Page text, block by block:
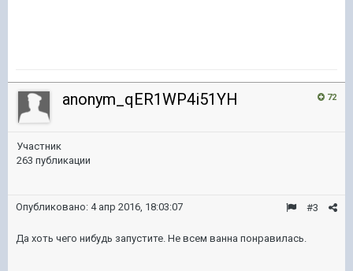
72
anonym_qER1WP4i51YH
Участник
263 публикации
#3
Опубликовано: 4 апр 2016, 18:03:07
Да хоть чего нибудь запустите. Не всем ванна понравилась.